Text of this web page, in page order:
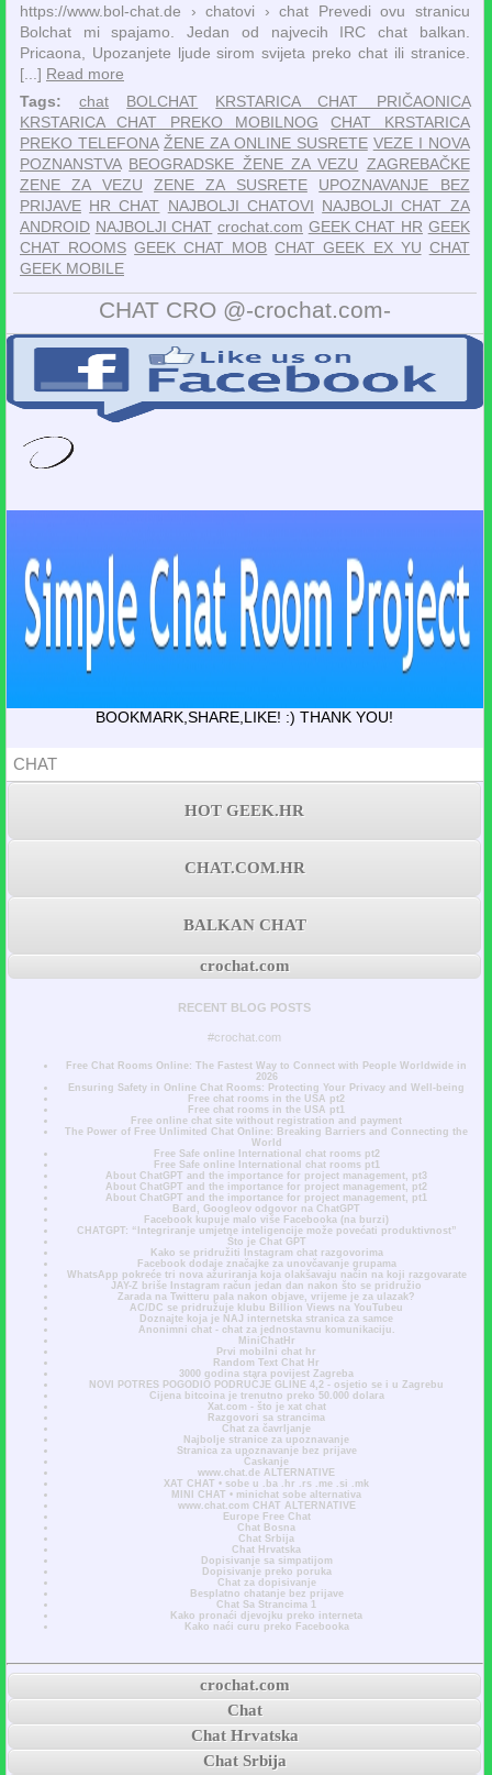
https://www.bol-chat.de › chatovi › chat Prevedi ovu stranicu
Bolchat mi spajamo. Jedan od najvecih IRC chat balkan.
Pricaona, Upozanjete ljude sirom svijeta preko chat ili stranice.
[...] Read more
Tags:
chat BOLCHAT
KRSTARICA CHAT PRIČAONICA
KRSTARICA CHAT PREKO MOBILNOG
CHAT KRSTARICA
PREKO TELEFONA ŽENE ZA ONLINE SUSRETE VEZE I NOVA
POZNANSTVA BEOGRADSKE ŽENE ZA VEZU ZAGREBAČKE
ZENE ZA VEZU
ZENE ZA SUSRETE
UPOZNAVANJE BEZ
PRIJAVE HR CHAT NAJBOLJI CHATOVI NAJBOLJI CHAT ZA
ANDROID NAJBOLJI CHAT crochat.com GEEK CHAT HR GEEK
CHAT ROOMS GEEK CHAT MOB CHAT GEEK EX YU CHAT
GEEK MOBILE
CHAT CRO @-crochat.com-
BOOKMARK,SHARE,LIKE! :) THANK YOU!
CHAT
HOT GEEK.HR
CHAT.COM.HR
BALKAN CHAT
crochat.com
RECENT BLOG POSTS
#crochat.com
Free Chat Rooms Online: The Fastest Way to Connect with People Worldwide in
2026
Ensuring Safety in Online Chat Rooms: Protecting Your Privacy and Well-being
Free chat rooms in the USA pt2
Free chat rooms in the USA pt1
Free online chat site without registration and payment
The Power of Free Unlimited Chat Online: Breaking Barriers and Connecting the
World
Free Safe online International chat rooms pt2
Free Safe online International chat rooms pt1
About ChatGPT and the importance for project management, pt3
About ChatGPT and the importance for project management, pt2
About ChatGPT and the importance for project management, pt1
Bard, Googleov odgovor na ChatGPT
Facebook kupuje malo više Facebooka (na burzi)
CHATGPT: “Integriranje umjetne inteligencije može povećati produktivnost”
Što je Chat GPT
Kako se pridružiti Instagram chat razgovorima
Facebook dodaje značajke za unovčavanje grupama
WhatsApp pokreće tri nova ažuriranja koja olakšavaju način na koji razgovarate
JAY-Z briše Instagram račun jedan dan nakon što se pridružio
Zarada na Twitteru pala nakon objave, vrijeme je za ulazak?
AC/DC se pridružuje klubu Billion Views na YouTubeu
Doznajte koja je NAJ internetska stranica za samce
Anonimni chat - chat za jednostavnu komunikaciju.
MiniChatHr
Prvi mobilni chat hr
Random Text Chat Hr
3000 godina stara povijest Zagreba
NOVI POTRES POGODIO PODRUČJE GLINE 4,2 - osjetio se i u Zagrebu
Cijena bitcoina je trenutno preko 50.000 dolara
Xat.com - što je xat chat
Razgovori sa strancima
Chat za čavrljanje
Najbolje stranice za upoznavanje
Stranica za upoznavanje bez prijave
Časkanje
www.chat.de ALTERNATIVE
XAT CHAT • sobe u .ba .hr .rs .me .si .mk
MINI CHAT • minichat sobe alternativa
www.chat.com CHAT ALTERNATIVE
Europe Free Chat
Chat Bosna
Chat Srbija
Chat Hrvatska
Dopisivanje sa simpatijom
Dopisivanje preko poruka
Chat za dopisivanje
Besplatno chatanje bez prijave
Chat Sa Strancima 1
Kako pronaći djevojku preko interneta
Kako naći curu preko Facebooka
crochat.com
Chat
Chat Hrvatska
Chat Srbija